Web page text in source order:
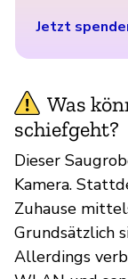
Jetzt
Was
schiefgeht?
Dieser
Kamera.
Zuhause
Grundsätzlich
Allerdings